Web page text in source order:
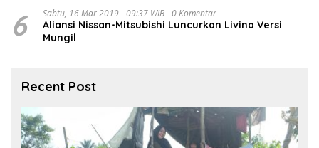
6 Sabtu, 16 Mar 2019 - 09:37 WIB 0 Komentar
Aliansi Nissan-Mitsubishi Luncurkan Livina Versi
Mungil
Recent Post